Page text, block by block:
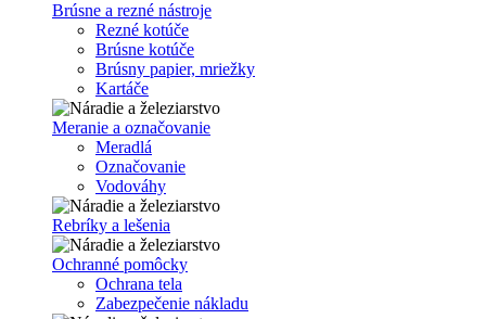
Brúsne a rezné nástroje
Rezné kotúče
Brúsne kotúče
Brúsny papier, mriežky
Kartáče
Meranie a označovanie
Meradlá
Označovanie
Vodováhy
Rebríky a lešenia
Ochranné pomôcky
Ochrana tela
Zabezpečenie nákladu